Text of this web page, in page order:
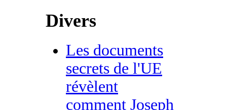
Divers
Les documents
secrets de l'UE
révèlent
comment Joseph